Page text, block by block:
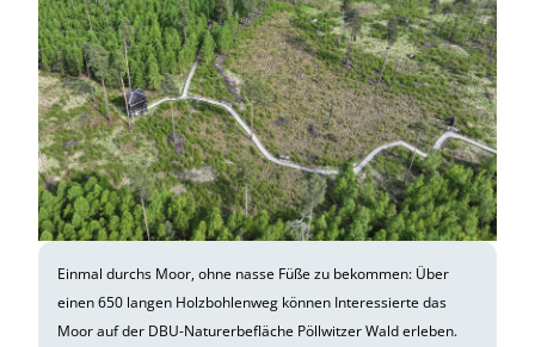
Einmal durchs Moor, ohne nasse Füße zu bekommen: Über
einen 650 langen Holzbohlenweg können Interessierte das
Moor auf der DBU-Naturerbefläche Pöllwitzer Wald erleben.